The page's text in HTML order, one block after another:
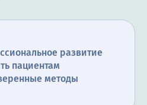
развитие
пациентам
методы